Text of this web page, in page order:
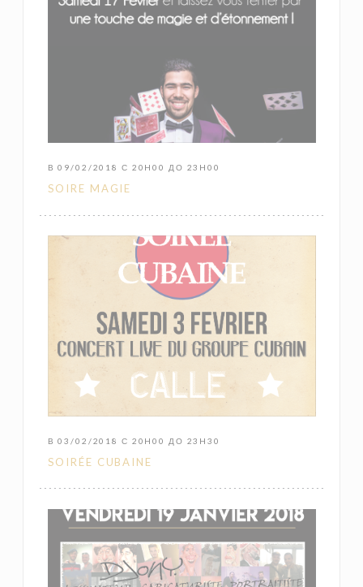
В 09/02/2018 С 20H00 ДО 23H00
SOIRE MAGIE
В 03/02/2018 С 20H00 ДО 23H30
SOIRÉE CUBAINE